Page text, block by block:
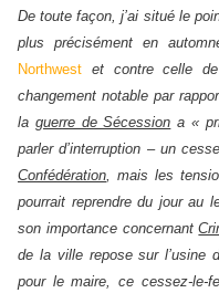
De toute façon, j’ai situé le
plus précisément en
Northwest et contre celle de
changement notable par
la guerre de Sécession a «
parler d’interruption – un
Confédération , mais les
pourrait reprendre du jour au
son importance concernant
de la ville repose sur l’usine
pour le maire, ce cessez-le-